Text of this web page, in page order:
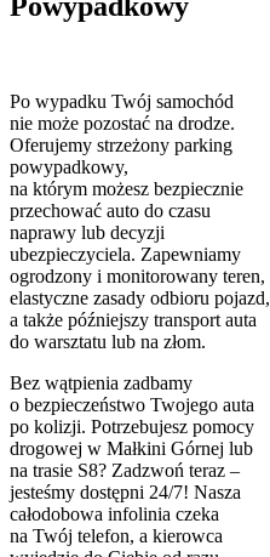
Powypadkowy
Po wypadku Twój samochód
nie może pozostać na drodze.
Oferujemy strzeżony parking
powypadkowy,
na którym możesz bezpiecznie
przechować auto do czasu
naprawy lub decyzji
ubezpieczyciela. Zapewniamy
ogrodzony i monitorowany teren,
elastyczne zasady odbioru pojazd,
a także późniejszy transport auta
do warsztatu lub na złom.
Bez wątpienia zadbamy
o bezpieczeństwo Twojego auta
po kolizji. Potrzebujesz pomocy
drogowej w Małkini Górnej lub
na trasie S8? Zadzwoń teraz –
jesteśmy dostępni 24/7! Nasza
całodobowa infolinia czeka
na Twój telefon, a kierowca